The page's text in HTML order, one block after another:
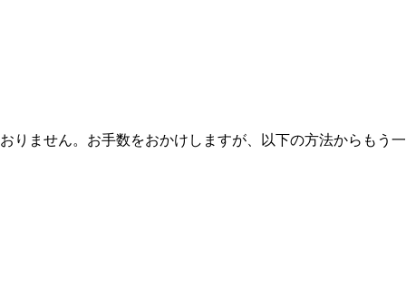
りません。お手数をおかけしますが、以下の方法からもう一